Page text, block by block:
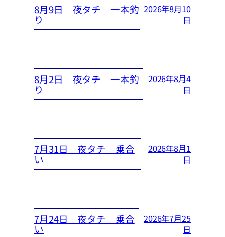
8月9日 夜タチ 一本釣
り
2026年8月10
日
8月2日 夜タチ 一本釣
り
2026年8月4
日
7月31日 夜タチ 乗合
い
2026年8月1
日
7月24日 夜タチ 乗合
い
2026年7月25
日